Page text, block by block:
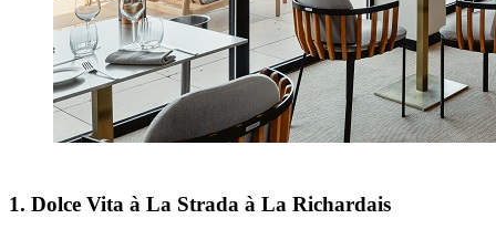
1. Dolce Vita à La Strada à La Richardais